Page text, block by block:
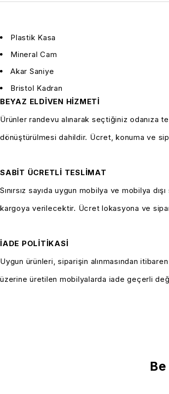
Plastik Kasa
Mineral Cam
Akar Saniye
Bristol Kadran
BEYAZ ELDİVEN HİZMETİ
Ürünler randevu alınarak seçtiğiniz odanıza
dönüştürülmesi dahildir. Ücret, konuma ve
SABİT ÜCRETLİ TESLİMAT
Sınırsız sayıda uygun mobilya ve mobilya
kargoya verilecektir. Ücret lokasyona ve
İADE POLİTİKASİ
Uygun ürünleri, siparişin alınmasından
üzerine üretilen mobilyalarda iade geçerli